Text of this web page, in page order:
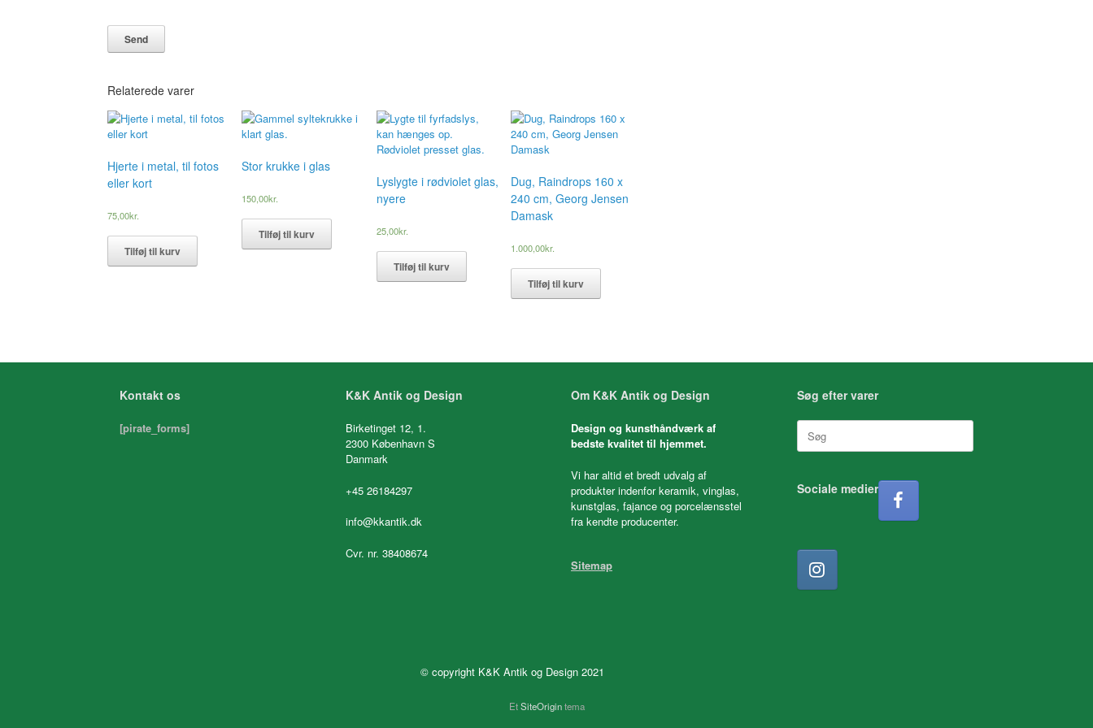
Relaterede varer
Hjerte i metal, til fotos
eller kort
75,00kr.
Tilføj til kurv
Stor krukke i glas
150,00kr.
Tilføj til kurv
Lyslygte i rødviolet glas,
nyere
25,00kr.
Tilføj til kurv
Dug, Raindrops 160 x
240 cm, Georg Jensen
Damask
1.000,00kr.
Tilføj til kurv
Kontakt os
[pirate_forms]
K&K Antik og Design
Birketinget 12, 1.
2300 København S
Danmark
+45 26184297
info@kkantik.dk
Cvr. nr. 38408674
Om K&K Antik og Design
Design og kunsthåndværk af
bedste kvalitet til hjemmet.
Vi har altid et bredt udvalg af
produkter indenfor keramik, vinglas,
kunstglas, fajance og porcelænsstel
fra kendte producenter.
Sitemap
Søg efter varer
efter:
Sociale medier
© copyright K&K Antik og Design 2021
EtSiteOrigintema